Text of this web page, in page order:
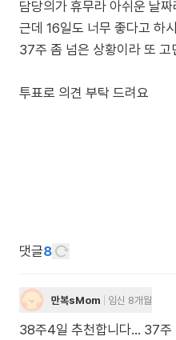
담당의가 휴무라 아쉬운 날짜
근데 16일도 너무 좋다고 하
37주 좀 넘은 상황이라 또 고
댓글8
만복sMom 임신 8개월
38주4일 추천합니다... 37주